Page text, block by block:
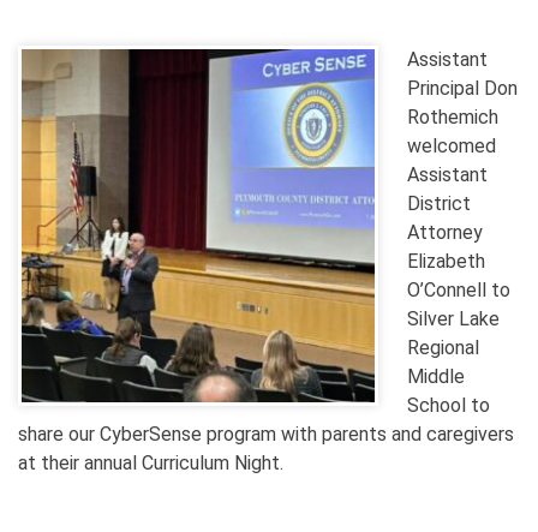
Assistant
Principal Don
Rothemich
welcomed
Assistant
District
Attorney
Elizabeth
O’Connell to
Silver Lake
Regional
Middle
School to
share our CyberSense program with parents and caregivers
at their annual Curriculum Night.